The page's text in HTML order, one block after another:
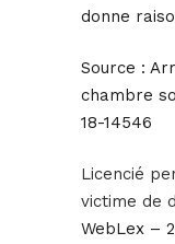
donne
Source :
chambre
18-14546
Licencié
victime de
WebLex –